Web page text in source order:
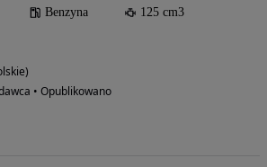
Benzyna
125 cm3
• Opublikowano